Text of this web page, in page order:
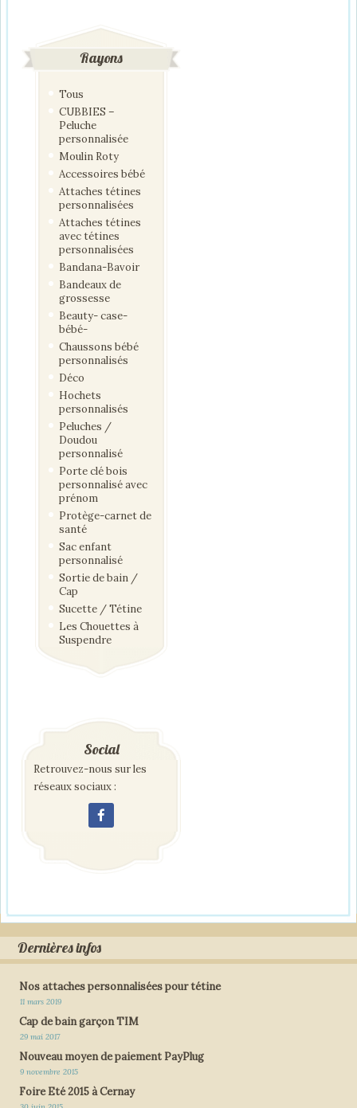
Rayons
Tous
CUBBIES –
Peluche
personnalisée
Moulin Roty
Accessoires bébé
Attaches tétines
personnalisées
Attaches tétines
avec tétines
personnalisées
Bandana-Bavoir
Bandeaux de
grossesse
Beauty- case-
bébé-
Chaussons bébé
personnalisés
Déco
Hochets
personnalisés
Peluches /
Doudou
personnalisé
Porte clé bois
personnalisé avec
prénom
Protège-carnet de
santé
Sac enfant
personnalisé
Sortie de bain /
Cap
Sucette / Tétine
Les Chouettes à
Suspendre
Social
Retrouvez-nous sur les
réseaux sociaux :
Dernières infos
Nos attaches personnalisées pour tétine
11 mars 2019
Cap de bain garçon TIM
29 mai 2017
Nouveau moyen de paiement PayPlug
9 novembre 2015
Foire Eté 2015 à Cernay